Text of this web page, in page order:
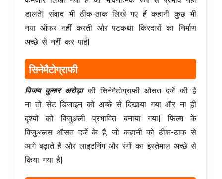
डालते| संवाद भी ठीक-ठाक लिखे गए हैं कहानी कुछ भी
नया ऑफर नहीं करती और पटकथा किरदारों का निर्माण
अच्छे से नहीं कर पाई|
सिनेमैटोग्राफी
विजय कुमार अरोड़ाकी सिनेमैटोग्राफी औसत दर्जे की है
ना तो सेट डिजाइन को अच्छे से दिखाया गया और ना ही
दृश्यों को विजुअली प्रभावित बनाया गया| फिल्म के
विजुअलस औसत दर्जे के है, जो कहानी को ठीक-ठाक से
आगे बढ़ाते है और लाइटनिंग और रंगों का इस्तेमाल अच्छे से
किया गया है|